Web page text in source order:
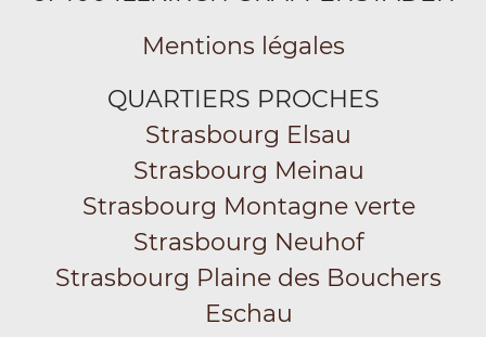
Mentions légales
QUARTIERS PROCHES
Strasbourg Elsau
Strasbourg Meinau
Strasbourg Montagne verte
Strasbourg Neuhof
Strasbourg Plaine des Bouchers
Eschau